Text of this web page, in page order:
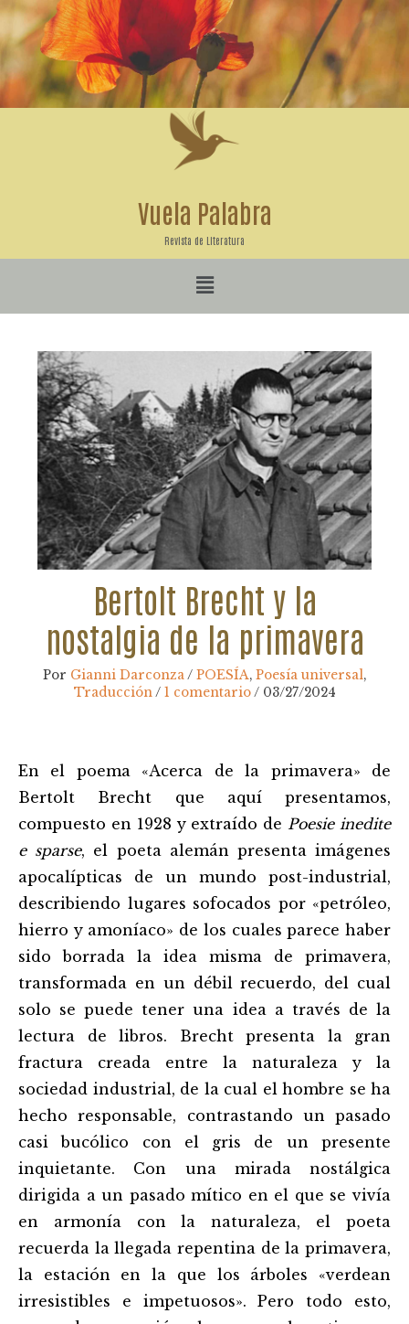
Ir
al
contenido
Vuela Palabra
Revista de Literatura
Menú
Bertolt Brecht y la
nostalgia de la primavera
Por Gianni Darconza/ POESÍA, Poesía universal,
Traducción/ 1 comentario / 03/27/2024
En el poema «Acerca de la primavera» de
Bertolt Brecht que aquí presentamos,
compuesto en 1928 y extraído de Poesie inedite
e sparse, el poeta alemán presenta imágenes
apocalípticas de un mundo post-industrial,
describiendo lugares sofocados por «petróleo,
hierro y amoníaco» de los cuales parece haber
sido borrada la idea misma de primavera,
transformada en un débil recuerdo, del cual
solo se puede tener una idea a través de la
lectura de libros. Brecht presenta la gran
fractura creada entre la naturaleza y la
sociedad industrial, de la cual el hombre se ha
hecho responsable, contrastando un pasado
casi bucólico con el gris de un presente
inquietante. Con una mirada nostálgica
dirigida a un pasado mítico en el que se vivía
en armonía con la naturaleza, el poeta
recuerda la llegada repentina de la primavera,
la estación en la que los árboles «verdean
irresistibles e impetuosos». Pero todo esto,
de
entradas